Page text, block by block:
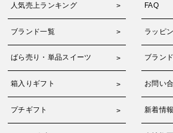
人気売上ランキング FAQ
ブランド一覧 ラッピ
ばら売り・単品スイーツ ブラン
箱入りギフト お問い
プチギフト 新着情報